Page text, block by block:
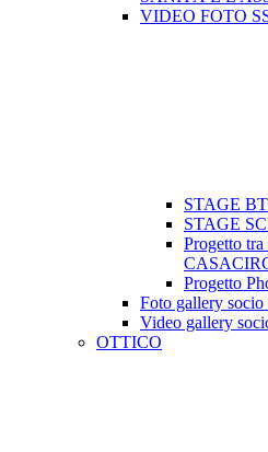
VIDEO FOTO
STAGE
STAGE
Progetto tra
Progetto
Foto gallery socio
Video gallery
OTTICO